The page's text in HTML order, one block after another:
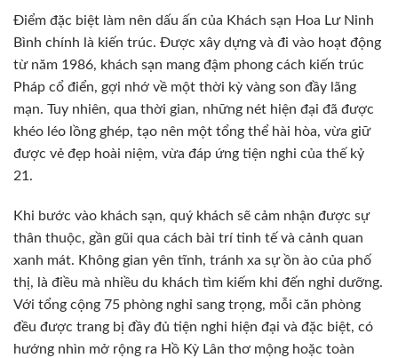
Điểm đặc biệt làm nên dấu ấn của Khách sạn Hoa Lư Ninh
Bình chính là kiến trúc. Được xây dựng và đi vào hoạt động
từ năm 1986, khách sạn mang đậm phong cách kiến trúc
Pháp cổ điển, gợi nhớ về một thời kỳ vàng son đầy lãng
mạn. Tuy nhiên, qua thời gian, những nét hiện đại đã được
khéo léo lồng ghép, tạo nên một tổng thể hài hòa, vừa giữ
được vẻ đẹp hoài niệm, vừa đáp ứng tiện nghi của thế kỷ
21.
Khi bước vào khách sạn, quý khách sẽ cảm nhận được sự
thân thuộc, gần gũi qua cách bài trí tinh tế và cảnh quan
xanh mát. Không gian yên tĩnh, tránh xa sự ồn ào của phố
thị, là điều mà nhiều du khách tìm kiếm khi đến nghỉ dưỡng.
Với tổng cộng 75 phòng nghỉ sang trọng, mỗi căn phòng
đều được trang bị đầy đủ tiện nghi hiện đại và đặc biệt, có
hướng nhìn mở rộng ra Hồ Kỳ Lân thơ mộng hoặc toàn